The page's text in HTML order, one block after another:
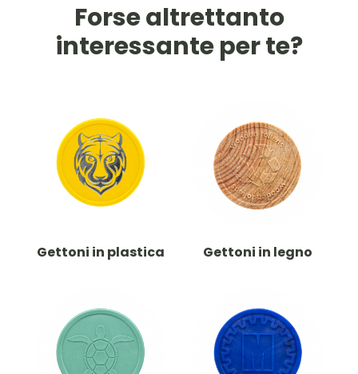
Forse altrettanto
interessante per te?
Gettoni in plastica Gettoni in legno